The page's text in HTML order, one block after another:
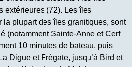
extérieures (72). Les îles
la plupart des îles granitiques, sont
(notamment Sainte-Anne et Cerf
10 minutes de bateau, puis
Digue et Frégate, jusqu’à Bird et